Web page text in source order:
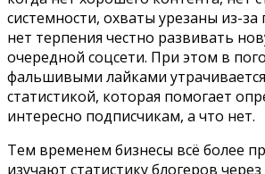
системности, охваты урезаны из-за
нет терпения честно развивать
очередной соцсети. При этом в
фальшивыми лайками
статистикой, которая помогает
интересно подписчикам, а что нет.
Тем временем бизнесы всё более
изучают статистику блогеров через